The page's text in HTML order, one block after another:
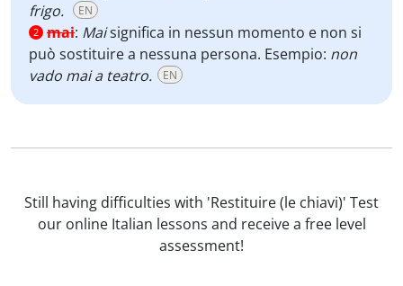
frigo.
EN
2 mai: Maisignifica in nessun momento e non si
può sostituire a nessuna persona. Esempio: non
vado mai a teatro.
EN
Still having difficulties with 'Restituire (le chiavi)' Test
our online Italian lessons and receive a free level
assessment!